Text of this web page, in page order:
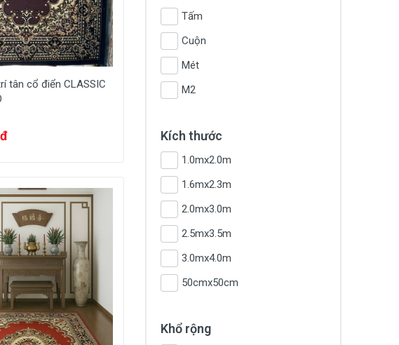
tân cổ điển CLASSIC
Tấm
Cuộn
Mét
M2
Kích thước
1.0mx2.0m
1.6mx2.3m
2.0mx3.0m
2.5mx3.5m
3.0mx4.0m
50cmx50cm
Khổ rộng